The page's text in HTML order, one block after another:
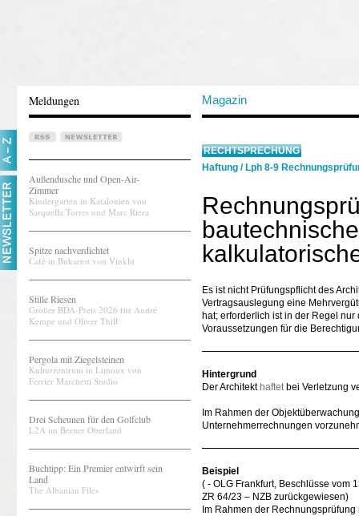
Meldungen Magazin
Außendusche und Open-Air-
Zimmer
Kindergarten in Katalonien von
Sarquella Torres und Marc Riera
Spitze nachverdichtet
Café in Bukarest von Vinklu
Stille Riesen
Großer BDA-Preis 2026 für André
Kempe und Oliver Thill
Pergola mit Ziegelsteinen
Kulturzentrum in Limoux von
Ferrier Marchetti Studio
Drei Scheunen für den Golfclub
L2A im Berner Oberland
Buchtipp: Ein Premier entwirft sein
Land
The Albanian Files
RECHTSPRECHUNG
Haftung / Lph 8-9
Es ist nicht Prüfungspflicht des
Vertragsauslegung eine
hat; erforderlich ist in der Regel
Voraussetzungen für die
Hintergrund
Der Architekt haftetbei Verletzung
Im Rahmen der
Unternehmerrechnungen
Beispiel
( - OLG Frankfurt, Beschlüsse vom
ZR 64/23 – NZB zurückgewiesen)
Im Rahmen der